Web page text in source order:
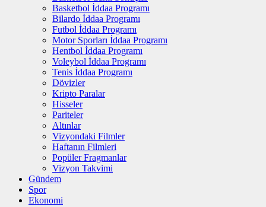
Basketbol İddaa Programı
Bilardo İddaa Programı
Futbol İddaa Programı
Motor Sporları İddaa Programı
Hentbol İddaa Programı
Voleybol İddaa Programı
Tenis İddaa Programı
Dövizler
Kripto Paralar
Hisseler
Pariteler
Altınlar
Vizyondaki Filmler
Haftanın Filmleri
Popüler Fragmanlar
Vizyon Takvimi
Gündem
Spor
Ekonomi